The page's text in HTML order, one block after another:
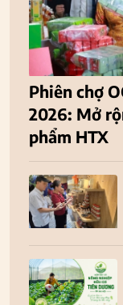
Phiên chợ
2026: Mở
phẩm HTX